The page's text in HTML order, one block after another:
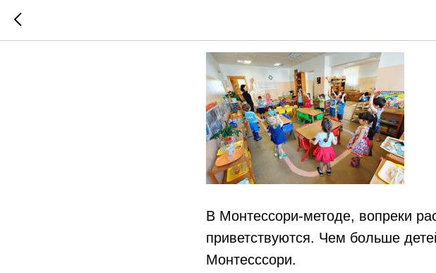
Сколько детей
В Монтессори-методе, вопреки
приветствуются. Чем больше
Монтесссори.